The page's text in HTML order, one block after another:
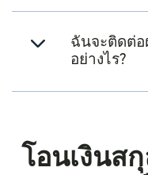
ฉันจะติดต่อ
อย่างไร?
โอนเงินส